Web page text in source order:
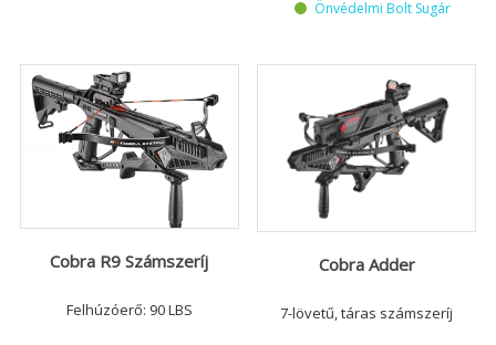
Önvédelmi Bolt Sugár
Cobra R9 Számszeríj
Felhúzóerő: 90 LBS
Cobra Adder
7-lövetű, táras számszeríj